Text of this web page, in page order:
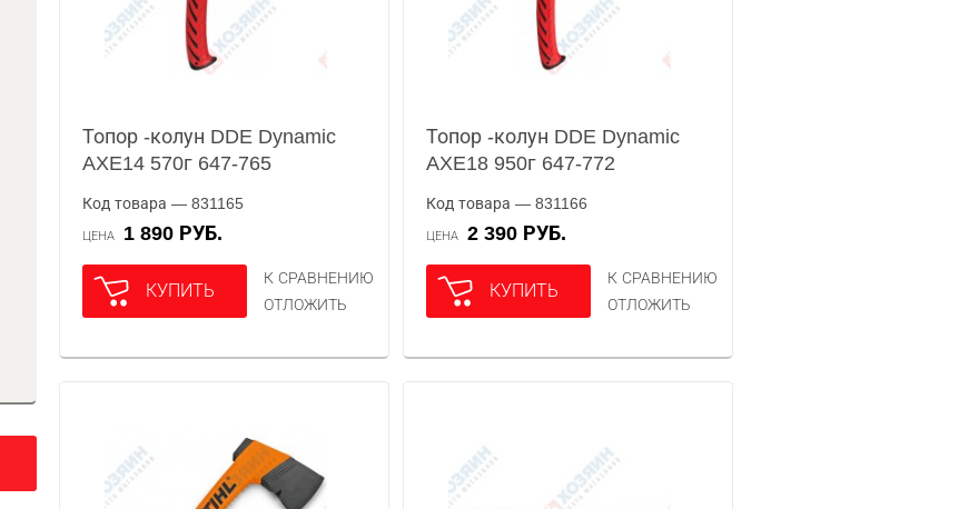
Топор -колун DDE Dynamic
AXE14 570г 647-765
Код товара — 831165
ЦЕНА 1 890 РУБ.
КУПИТЬ
К СРАВНЕНИЮ
ОТЛОЖИТЬ
Топор -колун DDE Dynamic
AXE18 950г 647-772
Код товара — 831166
ЦЕНА 2 390 РУБ.
КУПИТЬ
К СРАВНЕНИЮ
ОТЛОЖИТЬ